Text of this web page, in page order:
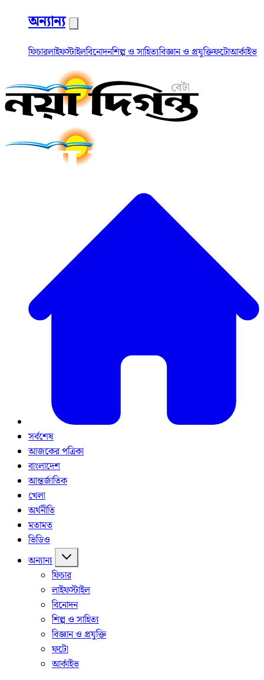
অন্যান্য
ফিচারলাইফস্টাইলবিনোদনশিল্প ও সাহিত্যবিজ্ঞান ও প্রযুক্তিফটোআর্কাইভ
সর্বশেষ
আজকের পত্রিকা
বাংলাদেশ
আন্তর্জাতিক
খেলা
অর্থনীতি
মতামত
ভিডিও
অন্যান্য
ফিচার
লাইফস্টাইল
বিনোদন
শিল্প ও সাহিত্য
বিজ্ঞান ও প্রযুক্তি
ফটো
আর্কাইভ